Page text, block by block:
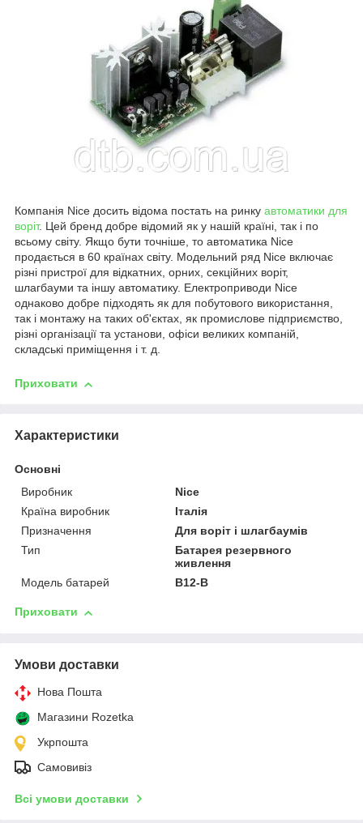
Компанія Nice досить відома постать на ринку автоматики для
воріт. Цей бренд добре відомий як у нашій країні, так і по
всьому світу. Якщо бути точніше, то автоматика Nice
продається в 60 країнах світу. Модельний ряд Nice включає
різні пристрої для відкатних, орних, секційних воріт,
шлагбауми та іншу автоматику. Електроприводи Nice
однаково добре підходять як для побутового використання,
так і монтажу на таких об'єктах, як промислове підприємство,
різні організації та установи, офіси великих компаній,
складські приміщення і т. д.
Приховати
Характеристики
Основні
Виробник
Nice
Країна виробник
Італія
Призначення
Для воріт і шлагбаумів
Тип
Батарея резервного
живлення
Модель батарей
B12-B
Приховати
Умови доставки
Нова Пошта
Магазини Rozetka
Укрпошта
Самовивіз
Всі умови доставки